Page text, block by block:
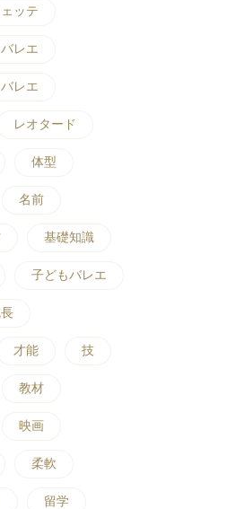
ッテ
レエ
レエ
レオタード
体型
名前
基礎知識
子どもバレエ
才能 技
教材
映画
柔軟
留学